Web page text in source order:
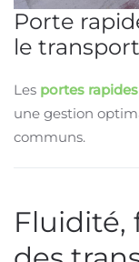
Porte
le
Les portes
une gestion
communs.
Fluidité,